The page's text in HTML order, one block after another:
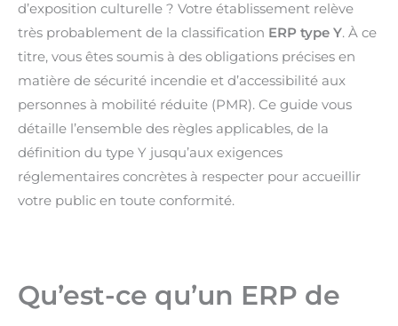
d’exposition culturelle ? Votre établissement relève
très probablement de la classification ERP type Y. À ce
titre, vous êtes soumis à des obligations précises en
matière de sécurité incendie et d’accessibilité aux
personnes à mobilité réduite (PMR). Ce guide vous
détaille l’ensemble des règles applicables, de la
définition du type Y jusqu’aux exigences
réglementaires concrètes à respecter pour accueillir
votre public en toute conformité.
Qu’est-ce qu’un ERP de